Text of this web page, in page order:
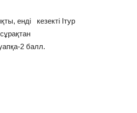
енді кезекті Ітур
2 балл.